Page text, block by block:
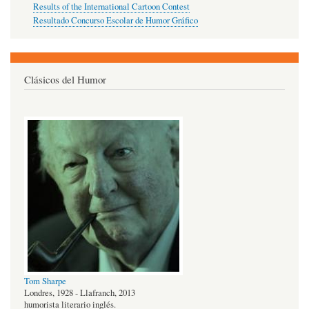
Results of the International Cartoon Contest
Resultado Concurso Escolar de Humor Gráfico
Clásicos del Humor
Tom Sharpe
Londres, 1928 - Llafranch, 2013
humorista literario inglés.